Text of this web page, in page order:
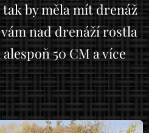
tak by měla mít drenáž
nad drenáží rostla
50 CM a více